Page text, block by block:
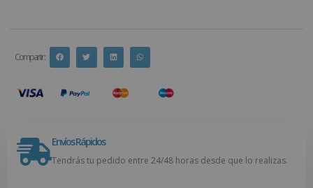
Compartir :
Envíos Rápidos
Tendrás tu pedido entre 24/48 horas desde que lo realizas.